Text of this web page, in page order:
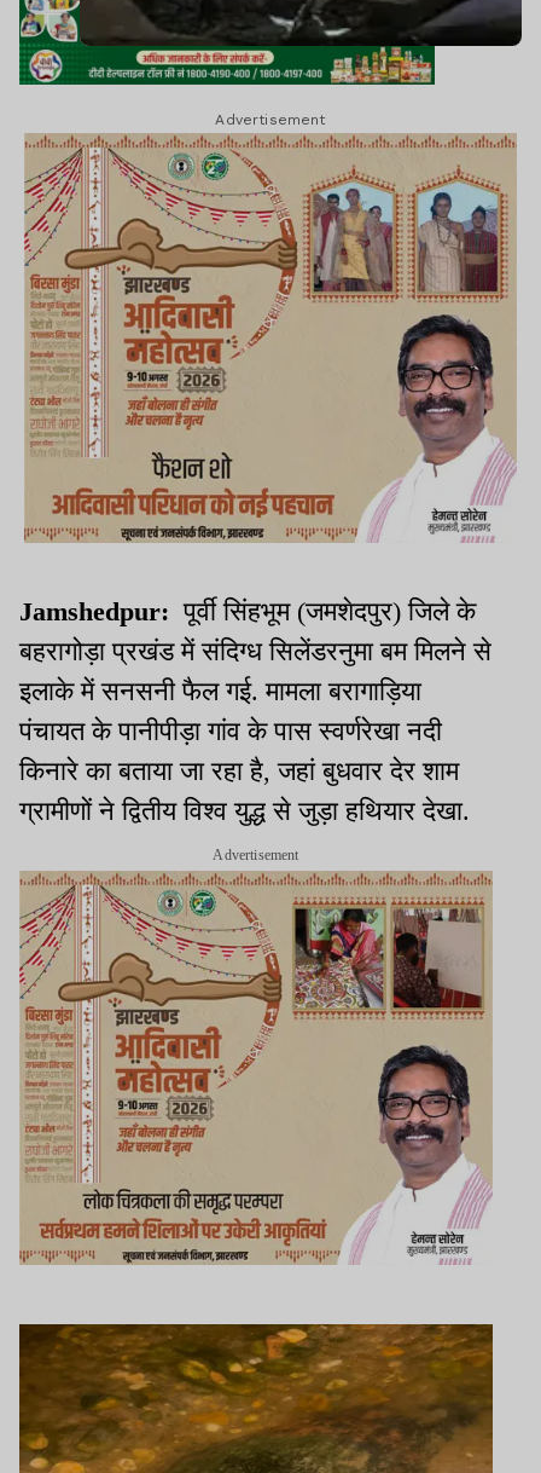
Advertisement
Jamshedpur: पूर्वी सिंहभूम (जमशेदपुर) जिले के
बहरागोड़ा प्रखंड में संदिग्ध सिलेंडरनुमा बम मिलने से
इलाके में सनसनी फैल गई. मामला बरागाड़िया
पंचायत के पानीपीड़ा गांव के पास स्वर्णरेखा नदी
किनारे का बताया जा रहा है, जहां बुधवार देर शाम
ग्रामीणों ने द्वितीय विश्व युद्ध से जुड़ा हथियार देखा.
Advertisement